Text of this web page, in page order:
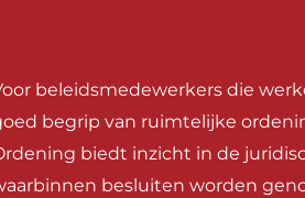
beleidsmedewerkers die
begrip van ruimtelijke
biedt inzicht in de
besluiten worden